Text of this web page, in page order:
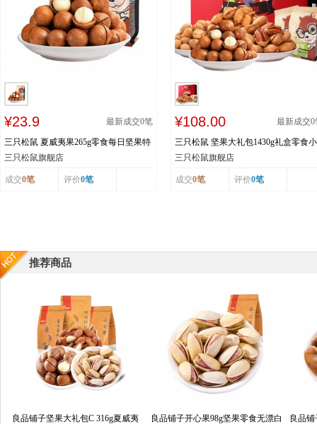
¥23.9 最新成交0笔
三只松鼠 夏威夷果265g零食每日坚果特
产食品果仁送开口器奶油味
三只松鼠旗舰店
成交0笔 评价0笔
¥108.00 最新成交0
三只松鼠 坚果大礼包1430g礼盒零食小
吃每日坚果干果7袋批发
三只松鼠旗舰店
成交0笔 评价0笔
推荐商品
良品铺子坚果大礼包C 316g夏威夷
良品铺子开心果98g坚果零食无漂白
良品